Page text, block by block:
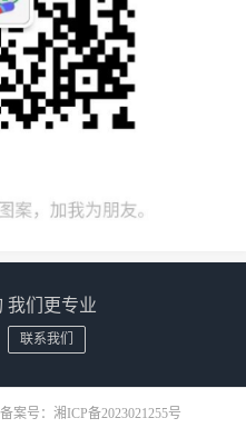
我们更专业
联系我们
备案号： 湘ICP备2023021255号